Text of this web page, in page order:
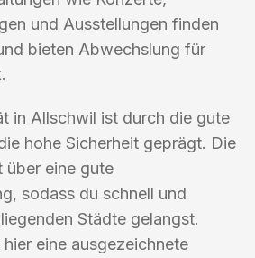
und Ausstellungen finden
bieten Abwechslung für
in Allschwil ist durch die gute
hohe Sicherheit geprägt. Die
über eine gute
sodass du schnell und
Städte gelangst.
eine ausgezeichnete